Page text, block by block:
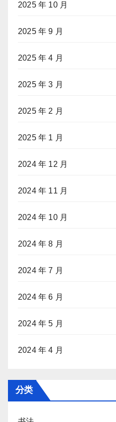
2025 年 10 月
2025 年 9 月
2025 年 4 月
2025 年 3 月
2025 年 2 月
2025 年 1 月
2024 年 12 月
2024 年 11 月
2024 年 10 月
2024 年 8 月
2024 年 7 月
2024 年 6 月
2024 年 5 月
2024 年 4 月
分类